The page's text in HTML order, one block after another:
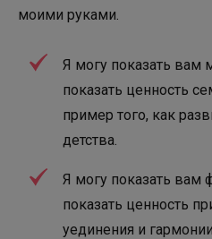
моими руками.
Я могу показать вам
показать ценность
пример того, как
детства.
Я могу показать вам
показать ценность
уединения и